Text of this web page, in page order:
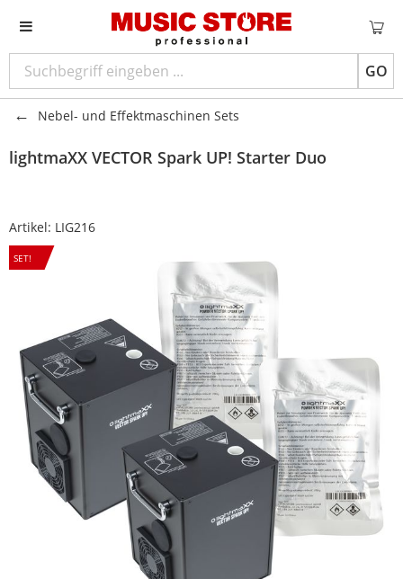
GO
Nebel- und Effektmaschinen Sets
lightmaXX VECTOR Spark UP! Starter Duo
Artikel: LIG216
SET!